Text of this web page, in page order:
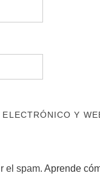
Y
el spam. Aprende